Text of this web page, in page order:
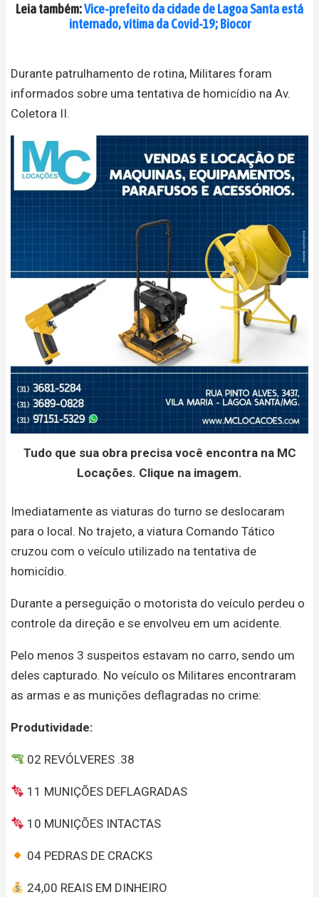
Leia também:Vice-prefeito da cidade de Lagoa Santa está
internado, vítima da Covid-19; Biocor
Durante patrulhamento de rotina, Militares foram
informados sobre uma tentativa de homicídio na Av.
Coletora II.
Tudo que sua obra precisa você encontra na MC
Locações. Clique na imagem.
Imediatamente as viaturas do turno se deslocaram
para o local. No trajeto, a viatura Comando Tático
cruzou com o veículo utilizado na tentativa de
homicídio.
Durante a perseguição o motorista do veículo perdeu o
controle da direção e se envolveu em um acidente.
Pelo menos 3 suspeitos estavam no carro, sendo um
deles capturado. No veículo os Militares encontraram
as armas e as munições deflagradas no crime:
Produtividade:
02 REVÓLVERES .38
11 MUNIÇÕES DEFLAGRADAS
10 MUNIÇÕES INTACTAS
04 PEDRAS DE CRACKS
24,00 REAIS EM DINHEIRO